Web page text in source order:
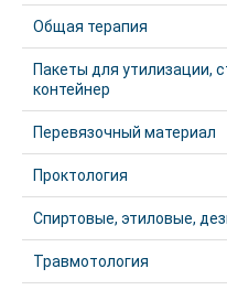
Общая терапия
Пакеты для утилизации,
контейнер
Перевязочный материал
Проктология
Спиртовые, этиловые,
Травмотология